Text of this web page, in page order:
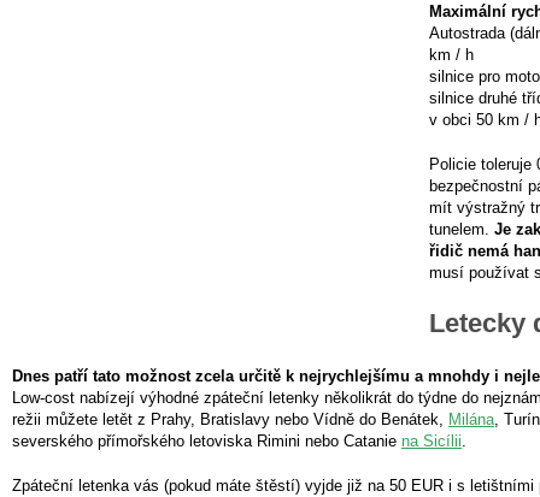
Maximální
Autostrada
km / h
silnice pro
silnice druhé
v obci 50 km /
Policie toleruje
bezpečnostní
mít výstražný
tunelem. Je
řidič nemá
musí používat
Letecky
Dnes patří tato možnost zcela určitě k nejrychlejšímu a mnohdy i
Low-cost nabízejí výhodné zpáteční letenky několikrát do týdne do
režii můžete letět z Prahy, Bratislavy nebo Vídně do Benátek,
Milána ,
severského přímořského letoviska Rimini nebo Catanie na Sicílii
Zpáteční letenka vás (pokud máte štěstí) vyjde již na 50 EUR i s